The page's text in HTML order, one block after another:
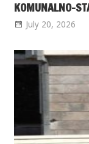
KOMUNALNO-
July 20, 2026